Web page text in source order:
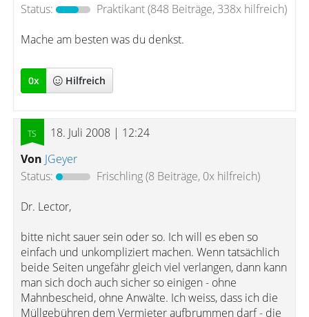
Status:
Praktikant(848 Beiträge, 338x hilfreich)
Mache am besten was du denkst.
0x Hilfreich
18. Juli 2008 | 12:24
Von JGeyer
Status:
Frischling(8 Beiträge, 0x hilfreich)
Dr. Lector,
bitte nicht sauer sein oder so. Ich will es eben so
einfach und unkompliziert machen. Wenn tatsächlich
beide Seiten ungefähr gleich viel verlangen, dann kann
man sich doch auch sicher so einigen - ohne
Mahnbescheid, ohne Anwälte. Ich weiss, dass ich die
Müllgebühren dem Vermieter aufbrummen darf - die